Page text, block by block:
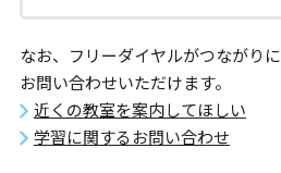
なお、フリーダイヤルがつながり
お問い合わせいただけます。
近くの教室を案内してほしい
学習に関するお問い合わせ